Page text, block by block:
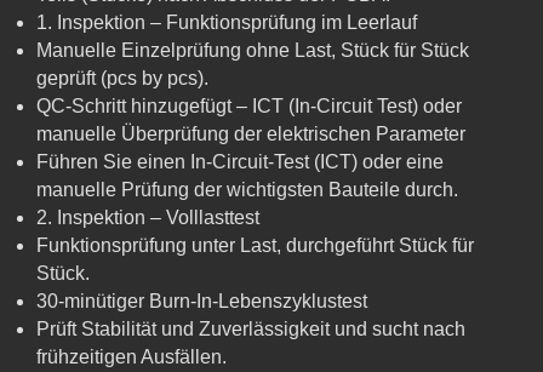
1. Inspektion – Funktionsprüfung im Leerlauf
Manuelle Einzelprüfung ohne Last, Stück für Stück
geprüft (pcs by pcs).
QC-Schritt hinzugefügt – ICT (In-Circuit Test) oder
manuelle Überprüfung der elektrischen Parameter
Führen Sie einen In-Circuit-Test (ICT) oder eine
manuelle Prüfung der wichtigsten Bauteile durch.
2. Inspektion – Volllasttest
Funktionsprüfung unter Last, durchgeführt Stück für
Stück.
30-minütiger Burn-In-Lebenszyklustest
Prüft Stabilität und Zuverlässigkeit und sucht nach
frühzeitigen Ausfällen.